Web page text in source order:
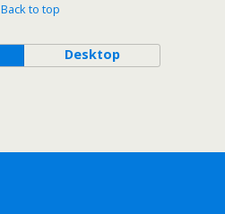
Back to top
Desktop